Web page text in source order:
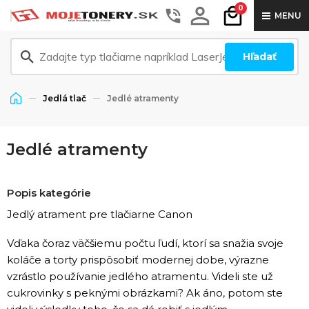
0
MENU
Hľadať
Jedlá tlač Jedlé atramenty
Jedlé atramenty
Popis kategórie
Jedlý atrament pre tlačiarne Canon
Vďaka čoraz väčšiemu počtu ľudí, ktorí sa snažia svoje
koláče a torty prispôsobiť modernej dobe, výrazne
vzrástlo používanie jedlého atramentu. Videli ste už
cukrovinky s peknými obrázkami? Ak áno, potom ste